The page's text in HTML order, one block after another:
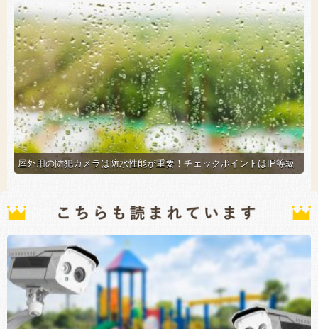
屋外用の防犯カメラは防水性能が重要！チェックポイントはIP等級